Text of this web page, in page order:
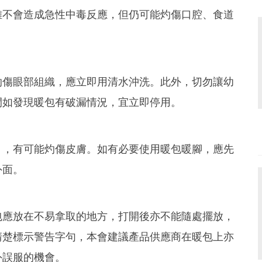
會造成急性中毒反應，但仍可能灼傷口腔、食道
眼部組織，應立即用清水沖洗。此外，切勿讓幼
發現暖包有破漏情況，宜立即停用。
有可能灼傷皮膚。如有必要使用暖包暖腳，應先
。
放在不易拿取的地方，打開後亦不能隨處擺放，
標示警告字句，本會建議產品供應商在暖包上亦
服的機會。